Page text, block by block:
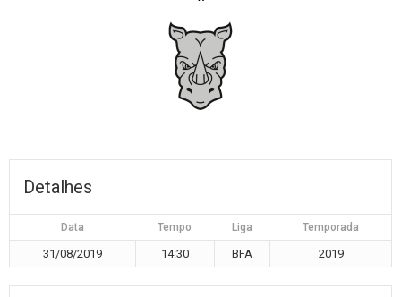
Detalhes
Data Tempo Liga Temporada
31/08/2019 14:30 BFA 2019